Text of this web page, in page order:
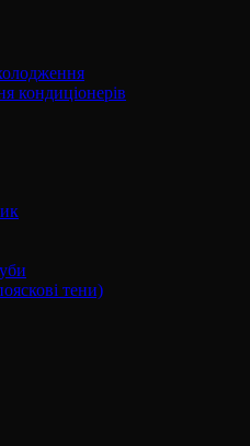
кондиціонерів
тени)